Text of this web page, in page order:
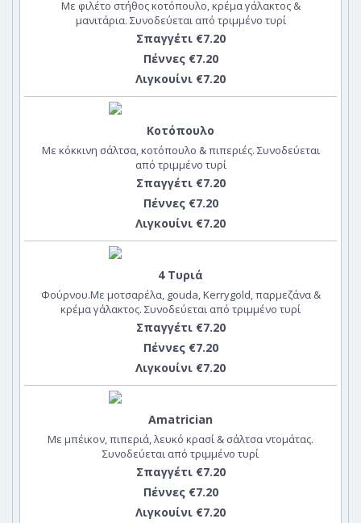
Με φιλέτο στήθος κοτόπουλο, κρέμα γάλακτος &
μανιτάρια. Συνοδεύεται από τριμμένο τυρί
Σπαγγέτι €7.20
Πέννες €7.20
Λιγκουίνι €7.20
Κοτόπουλο
Με κόκκινη σάλτσα, κοτόπουλο & πιπεριές. Συνοδεύεται
από τριμμένο τυρί
Σπαγγέτι €7.20
Πέννες €7.20
Λιγκουίνι €7.20
4 Τυριά
Φούρνου.Με μοτσαρέλα, gouda, Kerrygold, παρμεζάνα &
κρέμα γάλακτος. Συνοδεύεται από τριμμένο τυρί
Σπαγγέτι €7.20
Πέννες €7.20
Λιγκουίνι €7.20
Amatrician
Με μπέικον, πιπεριά, λευκό κρασί & σάλτσα ντομάτας.
Συνοδεύεται από τριμμένο τυρί
Σπαγγέτι €7.20
Πέννες €7.20
Λιγκουίνι €7.20